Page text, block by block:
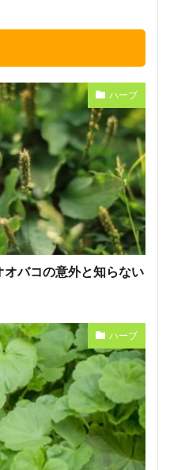
ハーブ
バコの意外と知らない
ハーブ